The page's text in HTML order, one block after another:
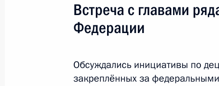
Послания Федеральному Собранию
Заявления по важнейшим вопросам
Речи и обращения
Встреча с главами
Федерации
Обсуждались инициативы по
закреплённых за